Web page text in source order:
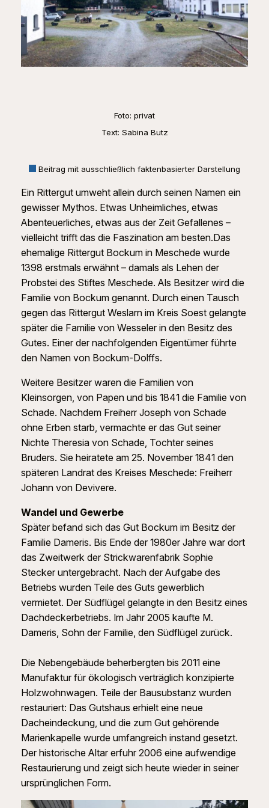
Foto: privat
Text: Sabina Butz
Beitrag mit ausschließlich faktenbasierter Darstellung
Ein Rittergut umweht allein durch seinen Namen ein
gewisser Mythos. Etwas Unheimliches, etwas
Abenteuerliches, etwas aus der Zeit Gefallenes –
vielleicht trifft das die Faszination am besten.Das
ehemalige Rittergut Bockum in Meschede wurde
1398 erstmals erwähnt – damals als Lehen der
Probstei des Stiftes Meschede. Als Besitzer wird die
Familie von Bockum genannt. Durch einen Tausch
gegen das Rittergut Weslarn im Kreis Soest gelangte
später die Familie von Wesseler in den Besitz des
Gutes. Einer der nachfolgenden Eigentümer führte
den Namen von Bockum-Dolffs.
Weitere Besitzer waren die Familien von
Kleinsorgen, von Papen und bis 1841 die Familie von
Schade. Nachdem Freiherr Joseph von Schade
ohne Erben starb, vermachte er das Gut seiner
Nichte Theresia von Schade, Tochter seines
Bruders. Sie heiratete am 25. November 1841 den
späteren Landrat des Kreises Meschede: Freiherr
Johann von Devivere.
Wandel und Gewerbe
Später befand sich das Gut Bockum im Besitz der
Familie Dameris. Bis Ende der 1980er Jahre war dort
das Zweitwerk der Strickwarenfabrik Sophie
Steckeruntergebracht. Nach der Aufgabe des
Betriebs wurden Teile des Guts gewerblich
vermietet. Der Südflügel gelangte in den Besitz eines
Dachdeckerbetriebs. Im Jahr 2005 kaufte M.
Dameris , Sohn der Familie, den Südflügel zurück.
Die Nebengebäude beherbergten bis 2011 eine
Manufaktur für ökologisch verträglich konzipierte
Holzwohnwagen. Teile der Bausubstanz wurden
restauriert: Das Gutshaus erhielt eine neue
Dacheindeckung, und die zum Gut gehörende
Marienkapelle wurde umfangreich instand gesetzt.
Der historische Altar erfuhr 2006 eine aufwendige
Restaurierung und zeigt sich heute wieder in seiner
ursprünglichen Form.